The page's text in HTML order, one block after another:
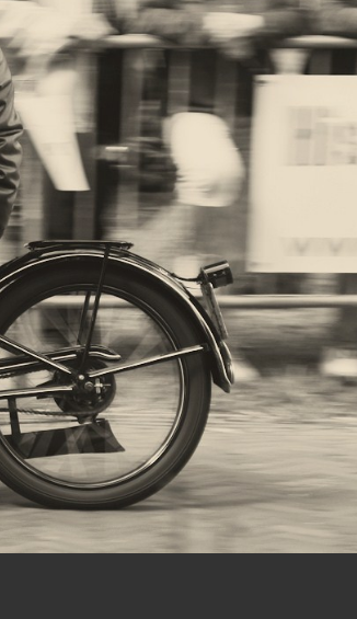
in originele of bijgewerkte vorm, gebruikt worden.